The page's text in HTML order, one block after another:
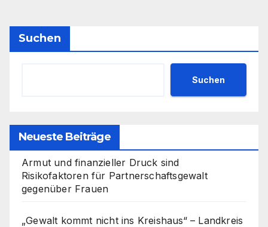
Suchen
Suchen
Neueste Beiträge
Armut und finanzieller Druck sind
Risikofaktoren für Partnerschaftsgewalt
gegenüber Frauen
„Gewalt kommt nicht ins Kreishaus“ – Landkreis